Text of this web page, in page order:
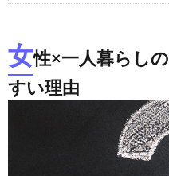
女性×一人暮らし
すい理由